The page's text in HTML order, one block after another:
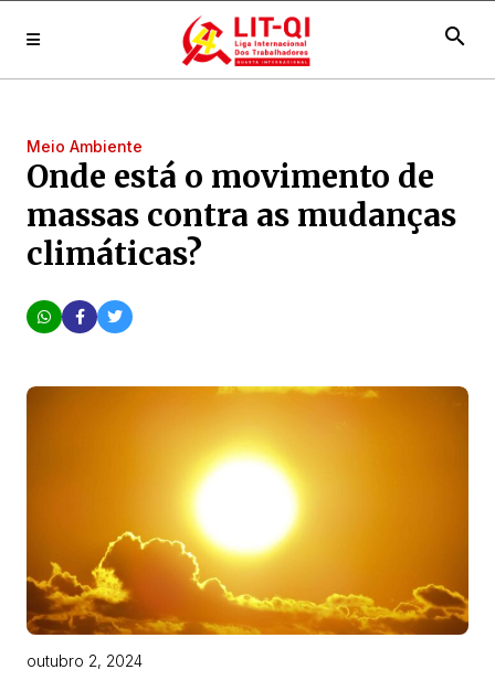
search
Meio Ambiente
Onde está o movimento de
massas contra as mudanças
climáticas?
outubro 2, 2024